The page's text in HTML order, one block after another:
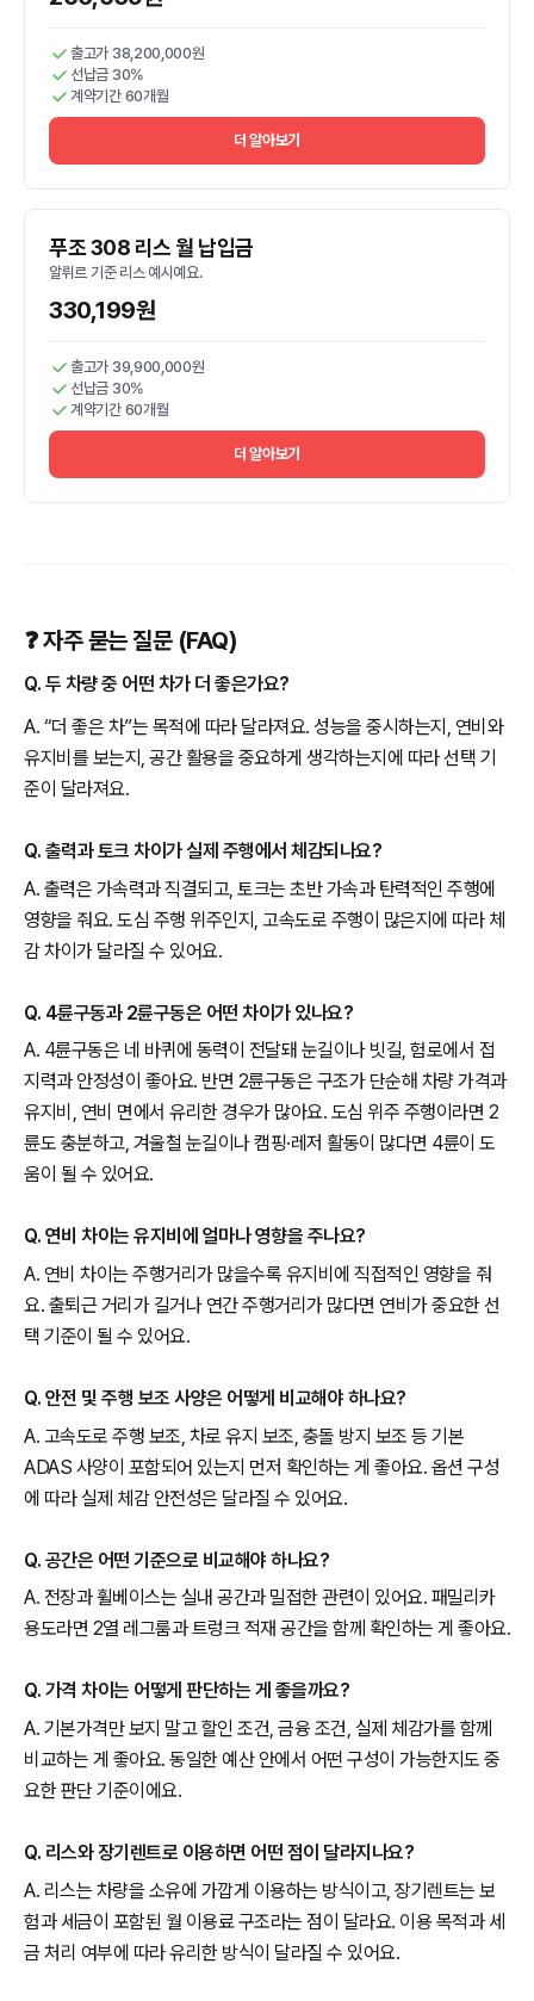
출고가 38,200,000원
선납금 30%
계약기간 60개월
더 알아보기
푸조 308 리스 월 납입금
알뤼르 기준 리스 예시예요.
330,199원
출고가 39,900,000원
선납금 30%
계약기간 60개월
더 알아보기
❓ 자주 묻는 질문 (FAQ)
Q. 두 차량 중 어떤 차가 더 좋은가요?
A. “더 좋은 차”는 목적에 따라 달라져요. 성능을 중시하는지, 연비와
유지비를 보는지, 공간 활용을 중요하게 생각하는지에 따라 선택 기
준이 달라져요.
Q. 출력과 토크 차이가 실제 주행에서 체감되나요?
A. 출력은 가속력과 직결되고, 토크는 초반 가속과 탄력적인 주행에
영향을 줘요. 도심 주행 위주인지, 고속도로 주행이 많은지에 따라 체
감 차이가 달라질 수 있어요.
Q. 4륜구동과 2륜구동은 어떤 차이가 있나요?
A. 4륜구동은 네 바퀴에 동력이 전달돼 눈길이나 빗길, 험로에서 접
지력과 안정성이 좋아요. 반면 2륜구동은 구조가 단순해 차량 가격과
유지비, 연비 면에서 유리한 경우가 많아요. 도심 위주 주행이라면 2
륜도 충분하고, 겨울철 눈길이나 캠핑·레저 활동이 많다면 4륜이 도
움이 될 수 있어요.
Q. 연비 차이는 유지비에 얼마나 영향을 주나요?
A. 연비 차이는 주행거리가 많을수록 유지비에 직접적인 영향을 줘
요. 출퇴근 거리가 길거나 연간 주행거리가 많다면 연비가 중요한 선
택 기준이 될 수 있어요.
Q. 안전 및 주행 보조 사양은 어떻게 비교해야 하나요?
A. 고속도로 주행 보조, 차로 유지 보조, 충돌 방지 보조 등 기본
ADAS 사양이 포함되어 있는지 먼저 확인하는 게 좋아요. 옵션 구성
에 따라 실제 체감 안전성은 달라질 수 있어요.
Q. 공간은 어떤 기준으로 비교해야 하나요?
A. 전장과 휠베이스는 실내 공간과 밀접한 관련이 있어요. 패밀리카
용도라면 2열 레그룸과 트렁크 적재 공간을 함께 확인하는 게 좋아요.
Q. 가격 차이는 어떻게 판단하는 게 좋을까요?
A. 기본가격만 보지 말고 할인 조건, 금융 조건, 실제 체감가를 함께
비교하는 게 좋아요. 동일한 예산 안에서 어떤 구성이 가능한지도 중
요한 판단 기준이에요.
Q. 리스와 장기렌트로 이용하면 어떤 점이 달라지나요?
A. 리스는 차량을 소유에 가깝게 이용하는 방식이고, 장기렌트는 보
험과 세금이 포함된 월 이용료 구조라는 점이 달라요. 이용 목적과 세
금 처리 여부에 따라 유리한 방식이 달라질 수 있어요.